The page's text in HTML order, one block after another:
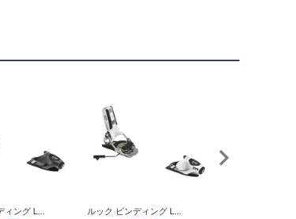
ィング L... ルック ビンディング L...